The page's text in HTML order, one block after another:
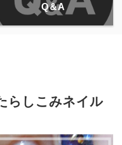
Q＆A
しこみネイル